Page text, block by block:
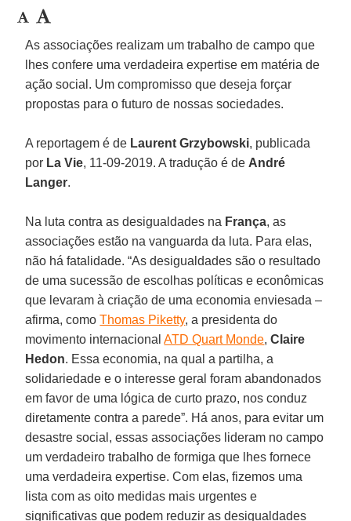
As associações realizam um trabalho de campo que
lhes confere uma verdadeira expertise em matéria de
ação social. Um compromisso que deseja forçar
propostas para o futuro de nossas sociedades.
A reportagem é de Laurent Grzybowski, publicada
por La Vie, 11-09-2019. A tradução é de André
Langer.
Na luta contra as desigualdades na França, as
associações estão na vanguarda da luta. Para elas,
não há fatalidade. “As desigualdades são o resultado
de uma sucessão de escolhas políticas e econômicas
que levaram à criação de uma economia enviesada –
afirma, comoThomas Piketty, a presidenta do
movimento internacionalATD Quart Monde,Claire
Hedon. Essa economia, na qual a partilha, a
solidariedade e o interesse geral foram abandonados
em favor de uma lógica de curto prazo, nos conduz
diretamente contra a parede”. Há anos, para evitar um
desastre social, essas associações lideram no campo
um verdadeiro trabalho de formiga que lhes fornece
uma verdadeira expertise. Com elas, fizemos uma
lista com as oito medidas mais urgentes e
significativas que podem reduzir as desigualdades